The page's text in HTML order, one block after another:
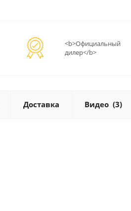
<b>Официальный
дилер</b>
Доставка Видео (3)